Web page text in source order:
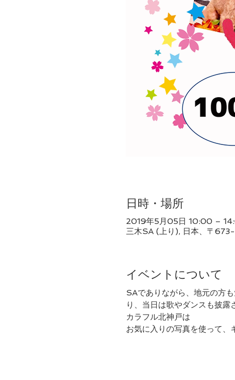
日時・場所
2019年5月05日 10:00 –
三木SA (上り), 日本、〒
イベントについて
SAでありながら、地元の方
り、当日は歌やダンスも披露
カラフル北神戸は
お気に入りの写真を使って、